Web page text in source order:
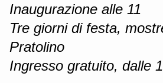
Inaugurazione alle 11
Tre giorni di festa,
Pratolino
Ingresso gratuito, dalle